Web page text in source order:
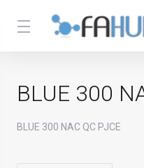
BLUE 300
BLUE 300 NAC QC PJCE